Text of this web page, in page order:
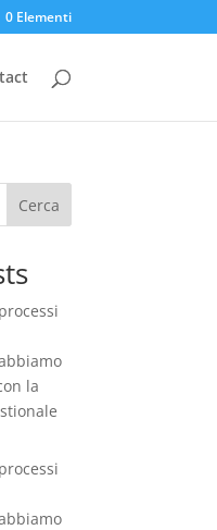
0 Elementi
Cerca
la